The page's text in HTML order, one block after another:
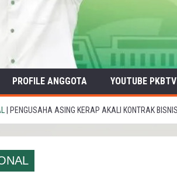
PROFILE ANGGOTA YOUTUBE PKBTV
PENGUSAHA ASING KERAP AKALI KONTRAK